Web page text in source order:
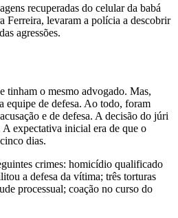
recuperadas do celular da babá
Ferreira, levaram a polícia a descobrir
agressões.
o mesmo advogado. Mas,
equipe de defesa. Ao todo, foram
e de defesa. A decisão do júri
A expectativa inicial era de que o
dias.
crimes: homicídio qualificado
a defesa da vítima; três torturas
processual; coação no curso do